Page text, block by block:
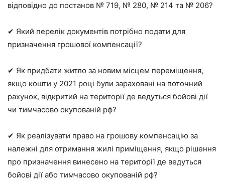
відповідно до постанов № 719, № 280, № 214 та № 206?
✔ Який перелік документів потрібно подати для
призначення грошової компенсації?
✔ Як придбати житло за новим місцем переміщення,
якщо кошти у 2021 році були зараховані на поточний
рахунок, відкритий на території де ведуться бойові дії
чи тимчасово окупованій рф?
✔ Як реалізувати право на грошову компенсацію за
належні для отримання жилі приміщення, якщо рішення
про призначення винесено на території де ведуться
бойові дії або тимчасово окупованій рф?